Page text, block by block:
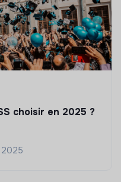
choisir en 2025 ?
2025